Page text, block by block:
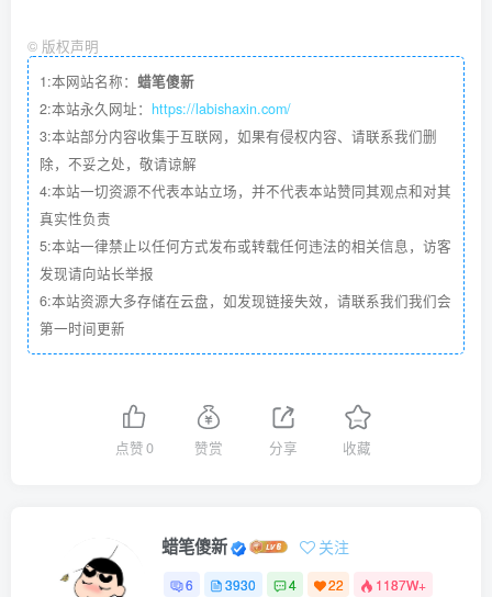
© 版权声明
1:本网站名称： 蜡笔傻新
2:本站永久网址： https://labishaxin.com/
3:本站部分内容收集于互联网，如果有侵权内容、请联系我们删
除，不妥之处，敬请谅解
4:本站一切资源不代表本站立场，并不代表本站赞同其观点和对其
真实性负责
5:本站一律禁止以任何方式发布或转载任何违法的相关信息，访客
发现请向站长举报
6:本站资源大多存储在云盘，如发现链接失效，请联系我们我们会
第一时间更新
点赞0 赞赏 分享 收藏
蜡笔傻新 关注
6 3930 4 22 1187W+